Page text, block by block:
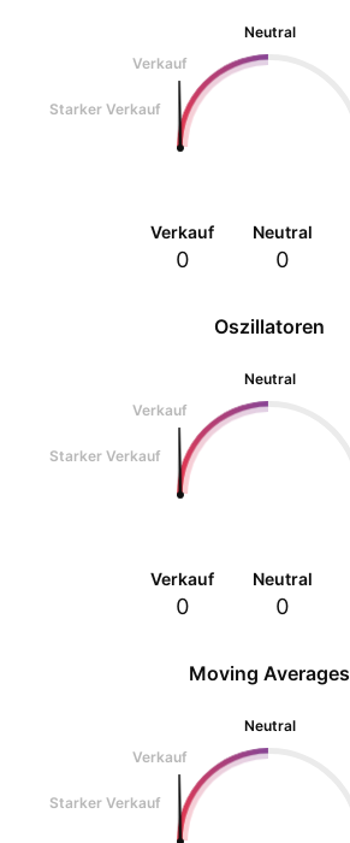
Oszillatoren
Neutral
Verkauf
Starker Verkauf
Verkauf
0
Neutral
0
Neutral
Verkauf
Starker Verkauf
Verkauf
0
Neutral
0
Moving Averages
Neutral
Verkauf
Starker Verkauf